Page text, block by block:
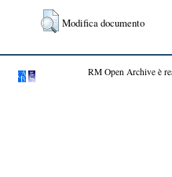
Modifica documento
RM Open Archive è